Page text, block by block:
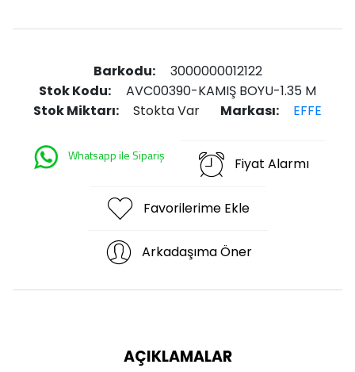
Barkodu:
3000000012122
Stok Kodu:
AVC00390-KAMIŞ BOYU-1.35 M
Stok Miktarı:
Stokta Var Markası: EFFE
Whatsapp ile Sipariş Fiyat Alarmı
Favorilerime Ekle
Arkadaşıma Öner
AÇIKLAMALAR